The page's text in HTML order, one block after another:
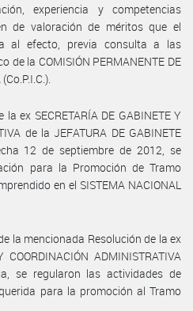
experiencia y competencias
de valoración de méritos que el
al efecto, previa consulta a las
de la COMISIÓN PERMANENTE DE
ex SECRETARÍA DE GABINETE Y
de la JEFATURA DE GABINETE
12 de septiembre de 2012, se
para la Promoción de Tramo
en el SISTEMA NACIONAL
la mencionada Resolución de la ex
ADMINISTRATIVA
se regularon las actividades de
para la promoción al Tramo